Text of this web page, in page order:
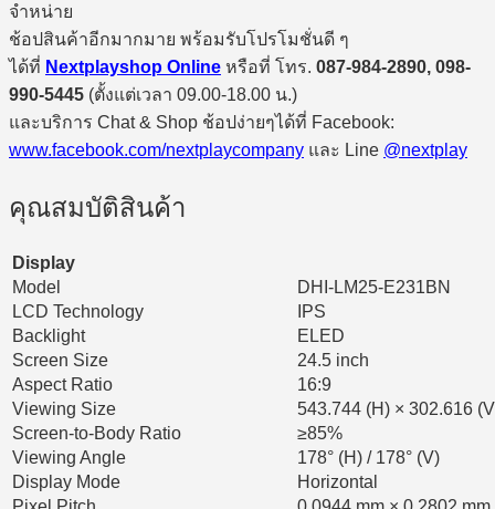
จำหน่าย
ช้อปสินค้าอีกมากมาย พร้อมรับโปรโมชั่นดี ๆ
ได้ที่ Nextplayshop Online หรือที่ โทร. 087-984-2890, 098-
990-5445 (ตั้งแต่เวลา 09.00-18.00 น.)
และบริการ Chat & Shop ช้อปง่ายๆได้ที่ Facebook:
www.facebook.com/nextplaycompany และ Line @nextplay
คุณสมบัติสินค้า
Display
Model
DHI-LM25-E231BN
LCD Technology
IPS
Backlight
ELED
Screen Size
24.5 inch
Aspect Ratio
16:9
Viewing Size
543.744 (H) × 302.616
Screen-to-Body Ratio
≥85%
Viewing Angle
178° (H) / 178° (V)
Display Mode
Horizontal